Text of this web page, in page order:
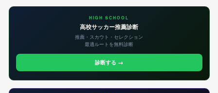
HIGH SCHOOL
高校サッカー推薦診断
推薦・スカウト・セレクション
最適ルートを無料診断
診断する →